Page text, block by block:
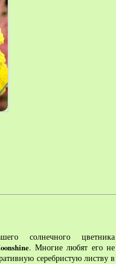
солнечного цветника
. Многие любят его не
серебристую листву в